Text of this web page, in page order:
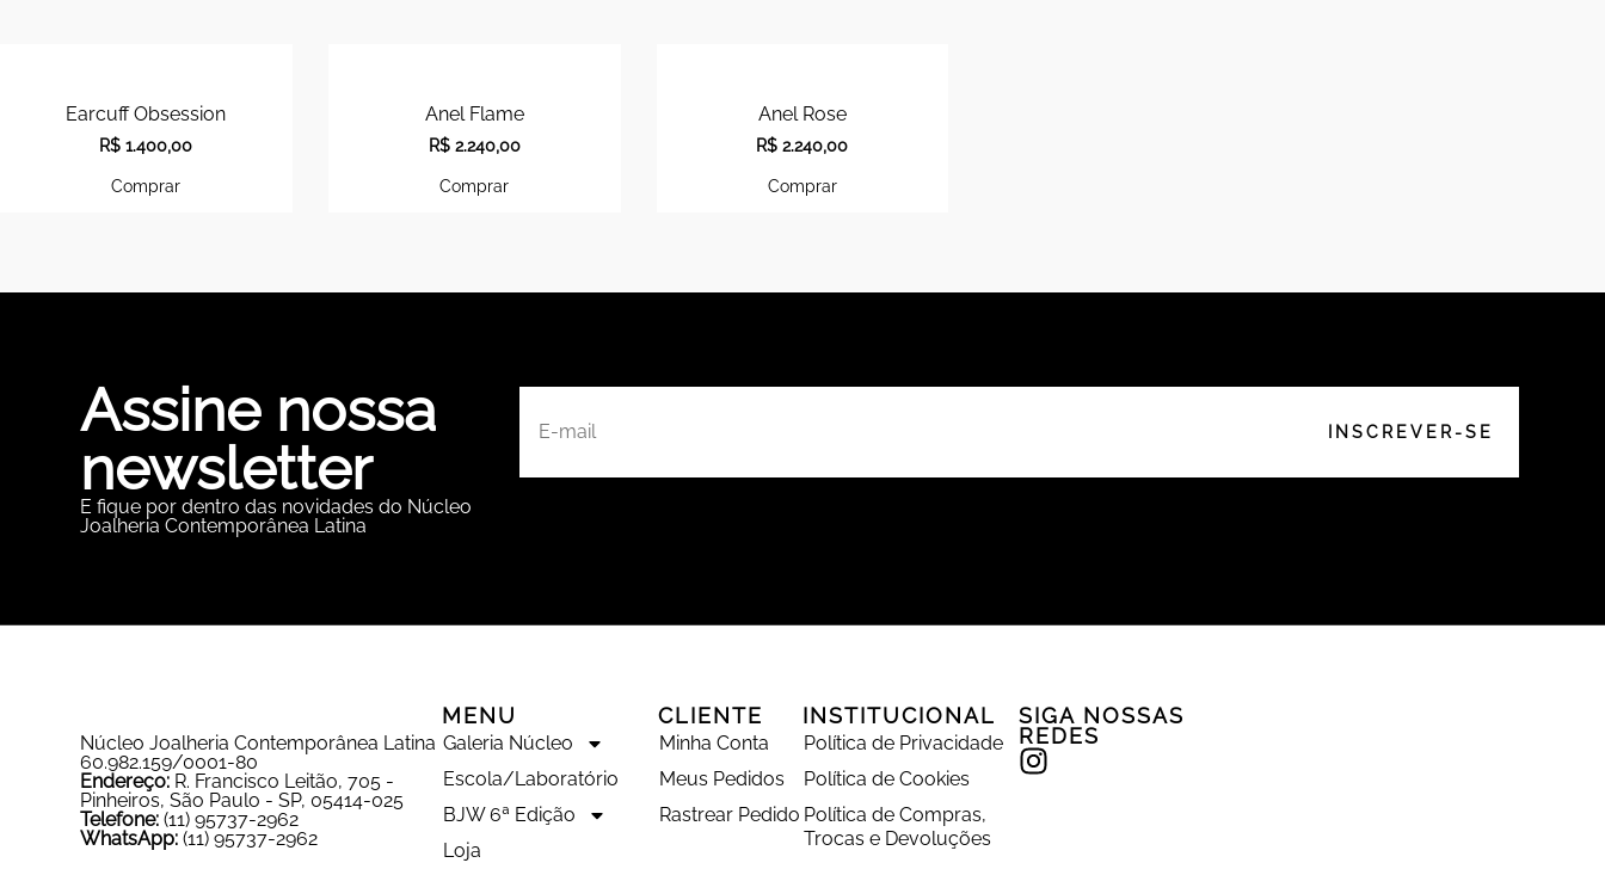
Earcuff Obsession
R$ 1.400,00
Comprar
Anel Flame
R$2.240,00
Comprar
Anel Rose
R$ 2.240,00
Comprar
Assine nossa
newsletter
E fique por dentro das novidades do Núcleo
Joalheria Contemporânea Latina
Núcleo Joalheria Contemporânea Latina
60.982.159/0001-80
Endereço: R. Francisco Leitão, 705 -
Pinheiros, São Paulo - SP, 05414-025
Telefone:(11) 95737-2962
WhatsApp:(11) 95737-2962
MENU
Galeria Núcleo
Escola/Laboratório
BJW 6ª Edição
Loja
CLIENTE
Minha Conta
Meus Pedidos
Rastrear Pedido
INSTITUCIONAL
Política de Privacidade
Política de Cookies
Política de Compras,
Trocas e Devoluções
SIGA NOSSAS
REDES